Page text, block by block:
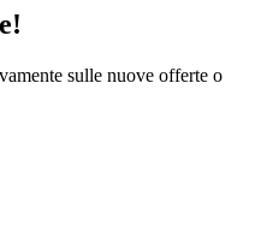
sulle nuove offerte o